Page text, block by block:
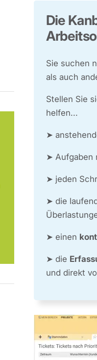
Die
Sie suchen
als auch
Stellen Sie
helfen...
➤
➤ Aufgaben
➤ jeden
➤ die
➤ einen
➤ die
und direkt